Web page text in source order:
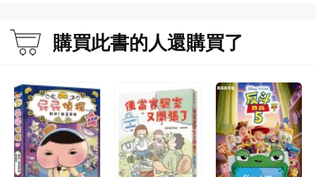
購買此書的人還購買了